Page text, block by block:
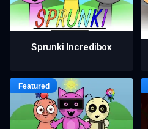
Sprunki Incredibox